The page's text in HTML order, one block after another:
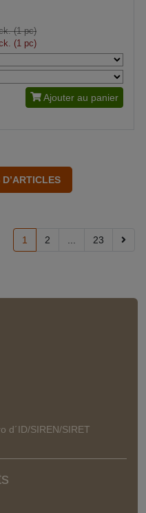
(1 pc)
(1 pc)
Ajouter au panier
1 2 23
d´ID/SIREN/SIRET